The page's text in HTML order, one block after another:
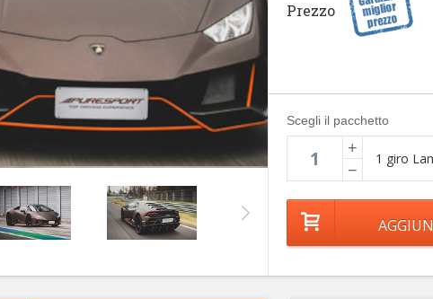
Prezzo
Scegli il pacchetto
+
−